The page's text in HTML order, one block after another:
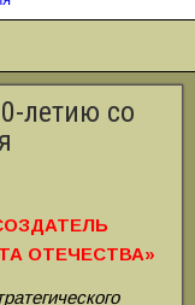
летию со
ОТЕЧЕСТВА»